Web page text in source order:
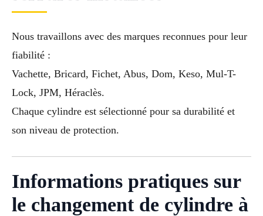
Nous travaillons avec des marques reconnues pour leur
fiabilité :
Vachette, Bricard, Fichet, Abus, Dom, Keso, Mul-T-
Lock, JPM, Héraclès.
Chaque cylindre est sélectionné pour sa durabilité et
son niveau de protection.
Informations pratiques sur
le changement de cylindre à